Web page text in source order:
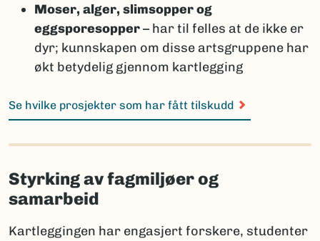
Moser, alger, slimsopper og
eggsporesopper– har til felles at de ikke er
dyr; kunnskapen om disse artsgruppene har
økt betydelig gjennom kartlegging
Se hvilke prosjekter som har fått tilskudd
Styrking av fagmiljøer og
samarbeid
Kartleggingen har engasjert forskere, studenter